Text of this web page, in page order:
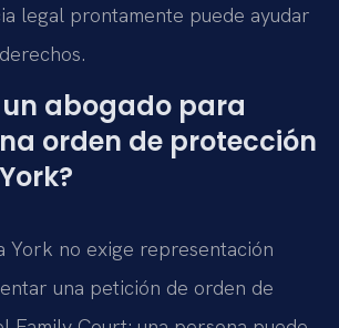
legal prontamente puede ayudar
un abogado para
orden de protección
York no exige representación
una petición de orden de